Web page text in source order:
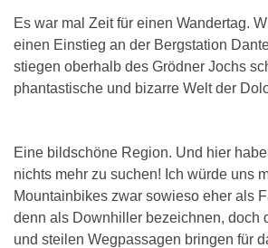
Es war mal Zeit für einen Wandertag.
einen Einstieg an der Bergstation
stiegen oberhalb des Grödner Jochs
phantastische und bizarre Welt der
Eine bildschöne Region. Und hier
nichts mehr zu suchen! Ich würde uns
Mountainbikes zwar sowieso eher als
denn als Downhiller bezeichnen, doch
und steilen Wegpassagen bringen für